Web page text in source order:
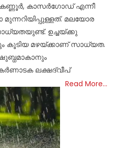
കണ്ണൂർ, കാസർഗോഡ് എന്നീ
മലയോര
ഉച്ചയ്ക്കു
കൂടിയ മഴയ്ക്കാണ് സാധ്യത.
ലക്ഷദ്വീപ്
Read More…